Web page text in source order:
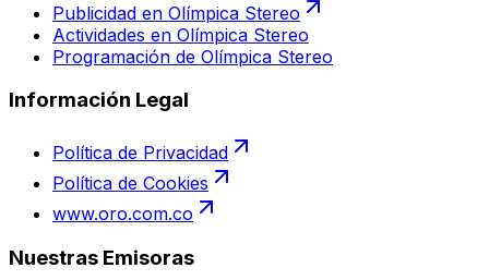
Publicidad en Olímpica Stereo
Actividades en Olímpica Stereo
Programación de Olímpica Stereo
Información Legal
Política de Privacidad
Política de Cookies
www.oro.com.co
Nuestras Emisoras